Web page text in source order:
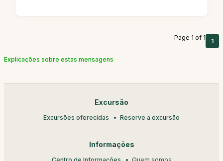
Page 1 of 1 1
Explicações sobre estas mensagens
Excursão
Excursões oferecidas Reserve a excursão
Informações